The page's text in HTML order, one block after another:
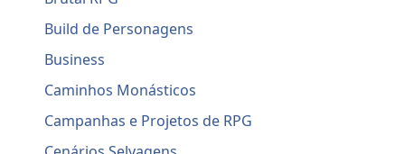
Build de Personagens
Business
Caminhos Monásticos
Campanhas e Projetos de RPG